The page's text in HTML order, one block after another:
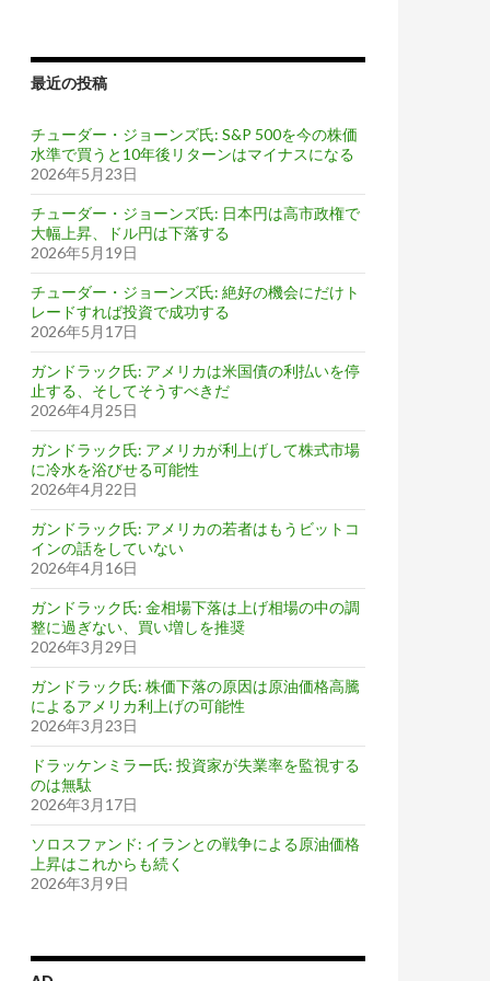
カとフランスが負ける
最近の投稿
チューダー・ジョーンズ氏: S&P 500を今の株価
水準で買うと10年後リターンはマイナスになる
2026年5月23日
チューダー・ジョーンズ氏: 日本円は高市政権で
大幅上昇、ドル円は下落する
2026年5月19日
チューダー・ジョーンズ氏: 絶好の機会にだけト
レードすれば投資で成功する
2026年5月17日
ガンドラック氏: アメリカは米国債の利払いを停
止する、そしてそうすべきだ
2026年4月25日
ガンドラック氏: アメリカが利上げして株式市場
に冷水を浴びせる可能性
2026年4月22日
ガンドラック氏: アメリカの若者はもうビットコ
インの話をしていない
2026年4月16日
ガンドラック氏: 金相場下落は上げ相場の中の調
整に過ぎない、買い増しを推奨
2026年3月29日
ガンドラック氏: 株価下落の原因は原油価格高騰
によるアメリカ利上げの可能性
2026年3月23日
ドラッケンミラー氏: 投資家が失業率を監視する
のは無駄
2026年3月17日
ソロスファンド: イランとの戦争による原油価格
上昇はこれからも続く
2026年3月9日